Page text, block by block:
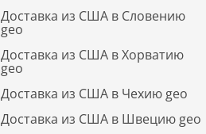
Доставка из США в Словению
geo
Доставка из США в Хорватию
geo
Доставка из США в Чехию geo
Доставка из США в Швецию geo